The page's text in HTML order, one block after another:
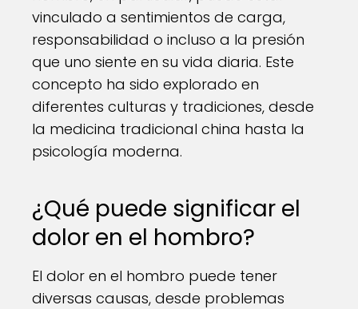
vinculado a sentimientos de carga,
responsabilidad o incluso a la presión
que uno siente en su vida diaria. Este
concepto ha sido explorado en
diferentes culturas y tradiciones, desde
la medicina tradicional china hasta la
psicología moderna.
¿Qué puede significar el
dolor en el hombro?
El dolor en el hombro puede tener
diversas causas, desde problemas